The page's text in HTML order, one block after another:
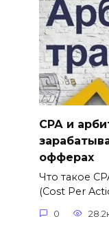
СРА и
офферах
Что такое
(Cost Per
0